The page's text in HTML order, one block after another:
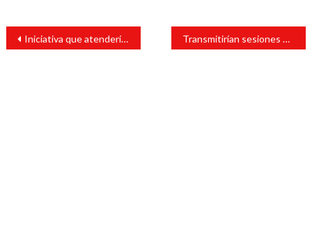
Navegación
entradas
Iniciativa que atendería casos graves de violencia en escuelas, propone legisladora Transmitirían sesiones de Cabildo en tiempo real